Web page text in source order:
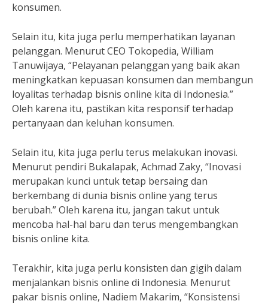
konsumen.
Selain itu, kita juga perlu memperhatikan layanan
pelanggan. Menurut CEO Tokopedia, William
Tanuwijaya, “Pelayanan pelanggan yang baik akan
meningkatkan kepuasan konsumen dan membangun
loyalitas terhadap bisnis online kita di Indonesia.”
Oleh karena itu, pastikan kita responsif terhadap
pertanyaan dan keluhan konsumen.
Selain itu, kita juga perlu terus melakukan inovasi.
Menurut pendiri Bukalapak, Achmad Zaky, “Inovasi
merupakan kunci untuk tetap bersaing dan
berkembang di dunia bisnis online yang terus
berubah.” Oleh karena itu, jangan takut untuk
mencoba hal-hal baru dan terus mengembangkan
bisnis online kita.
Terakhir, kita juga perlu konsisten dan gigih dalam
menjalankan bisnis online di Indonesia. Menurut
pakar bisnis online, Nadiem Makarim, “Konsistensi